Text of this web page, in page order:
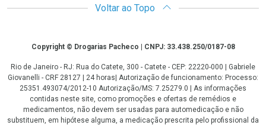
Voltar ao Topo
CopyrightCopyright © Drogarias Pacheco | CNPJ: 33.438.250/0187-08
Rio de Janeiro - RJ: Rua do Catete, 300 - Catete - CEP: 22220-000 | Gabriele
Giovanelli - CRF 28127 | 24 horas| Autorização de funcionamento: Processo:
25351.493074/2012-10 Autorização/MS: 7.25279.0 | As informações
contidas neste site, como promoções e ofertas de remédios e
medicamentos, não devem ser usadas para automedicação e não
substituem, em hipótese alguma, a medicação prescrita pelo profissional da